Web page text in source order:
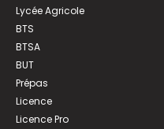
Lycée Agricole
BTS
BTSA
BUT
Prépas
Licence
Licence Pro